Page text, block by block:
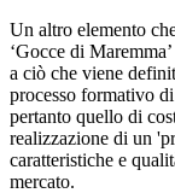
Un altro elemento
‘Gocce di
a ciò che viene
processo formativo
pertanto quello di
realizzazione di un
caratteristiche e
mercato.